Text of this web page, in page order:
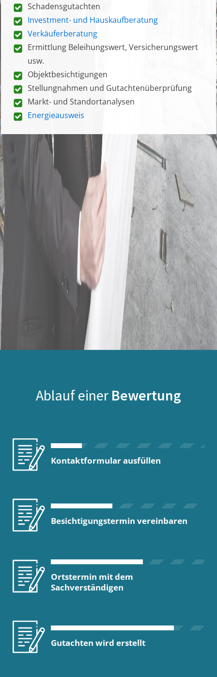
Schadensgutachten
Investment- und Hauskaufberatung
Verkäuferberatung
Ermittlung Beleihungswert, Versicherungswert
usw.
Objektbesichtigungen
Stellungnahmen und Gutachtenüberprüfung
Markt- und Standortanalysen
Energieausweis
Ablauf einer Bewertung
Kontaktformular ausfüllen
Besichtigungstermin vereinbaren
Ortstermin mit dem
Sachverständigen
Gutachten wird erstellt